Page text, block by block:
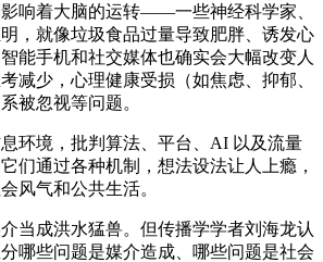
响着大脑的运转——一些神经科学家、
，就像垃圾食品过量导致肥胖、诱发心
能手机和社交媒体也确实会大幅改变人
减少，心理健康受损（如焦虑、抑郁、
被忽视等问题。
环境，批判算法、平台、AI 以及流量
们通过各种机制，想法设法让人上瘾，
风气和公共生活。
当成洪水猛兽。但传播学学者刘海龙认
哪些问题是媒介造成、哪些问题是社会